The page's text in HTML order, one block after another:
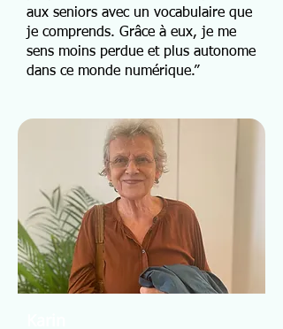
aux seniors avec un vocabulaire que
je comprends. Grâce à eux, je me
sens moins perdue et plus autonome
dans ce monde numérique.”